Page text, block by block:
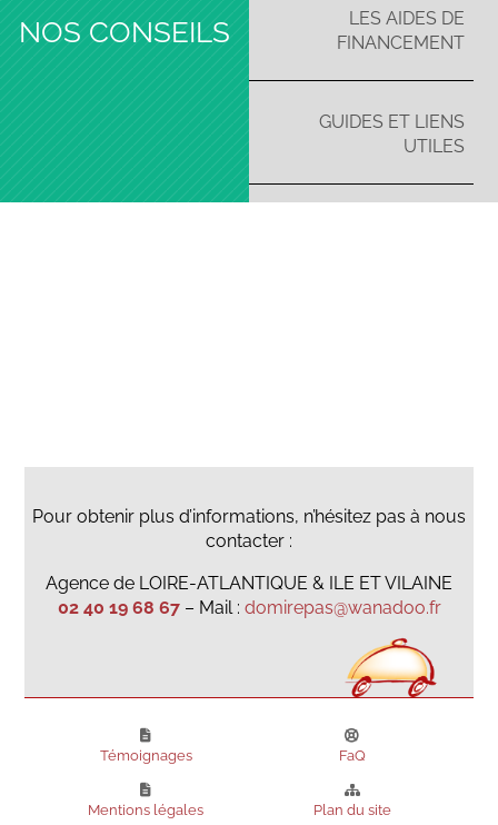
NOS CONSEILS
LES AIDES DE
FINANCEMENT
GUIDES ET LIENS
UTILES
Pour obtenir plus d’informations, n’hésitez pas à nous
contacter :
Agence de LOIRE-ATLANTIQUE & ILE ET VILAINE
02 40 19 68 67– Mail : domirepas@wanadoo.fr
Témoignages FaQ
Mentions légales Plan du site